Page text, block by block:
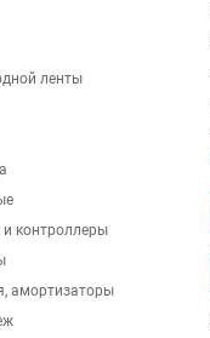
ленты
контроллеры
амортизаторы